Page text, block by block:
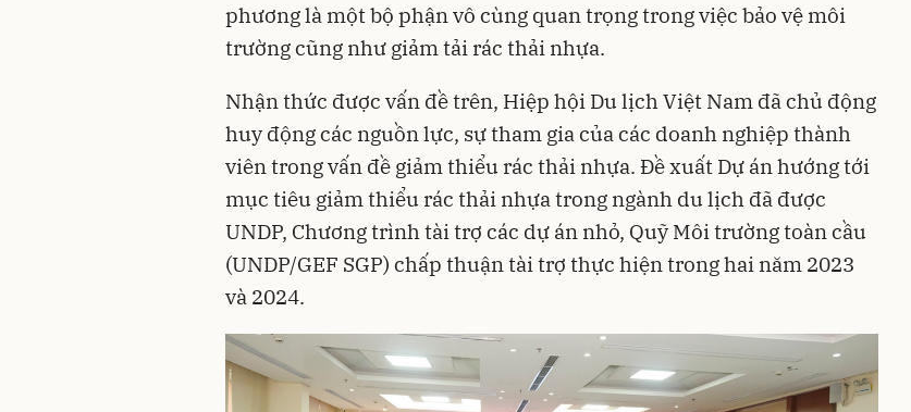
phương là một bộ phận vô cùng quan trọng trong việc bảo vệ môi
trường cũng như giảm tải rác thải nhựa.
Nhận thức được vấn đề trên, Hiệp hội Du lịch Việt Nam đã chủ động
huy động các nguồn lực, sự tham gia của các doanh nghiệp thành
viên trong vấn đề giảm thiểu rác thải nhựa. Đề xuất Dự án hướng tới
mục tiêu giảm thiểu rác thải nhựa trong ngành du lịch đã được
UNDP, Chương trình tài trợ các dự án nhỏ, Quỹ Môi trường toàn cầu
(UNDP/GEF SGP) chấp thuận tài trợ thực hiện trong hai năm 2023
và 2024.